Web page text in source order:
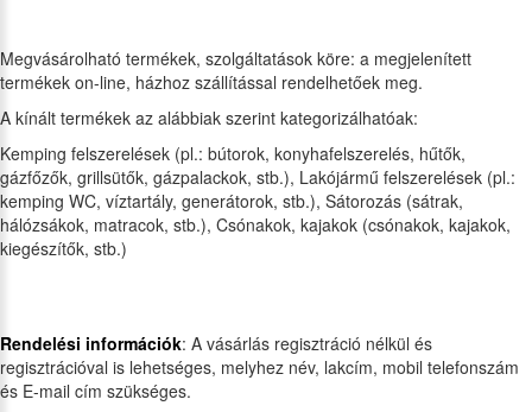
Megvásárolható termékek, szolgáltatások köre: a megjelenített
termékek on-line, házhoz szállítással rendelhetőek meg.
A kínált termékek az alábbiak szerint kategorizálhatóak:
Kemping felszerelések (pl.: bútorok, konyhafelszerelés, hűtők,
gázfőzők, grillsütők, gázpalackok, stb.), Lakójármű felszerelések (pl.:
kemping WC, víztartály, generátorok, stb.), Sátorozás (sátrak,
hálózsákok, matracok, stb.), Csónakok, kajakok (csónakok, kajakok,
kiegészítők, stb.)
Rendelési információk: A vásárlás regisztráció nélkül és
regisztrációval is lehetséges, melyhez név, lakcím, mobil telefonszám
és E-mail cím szükséges.